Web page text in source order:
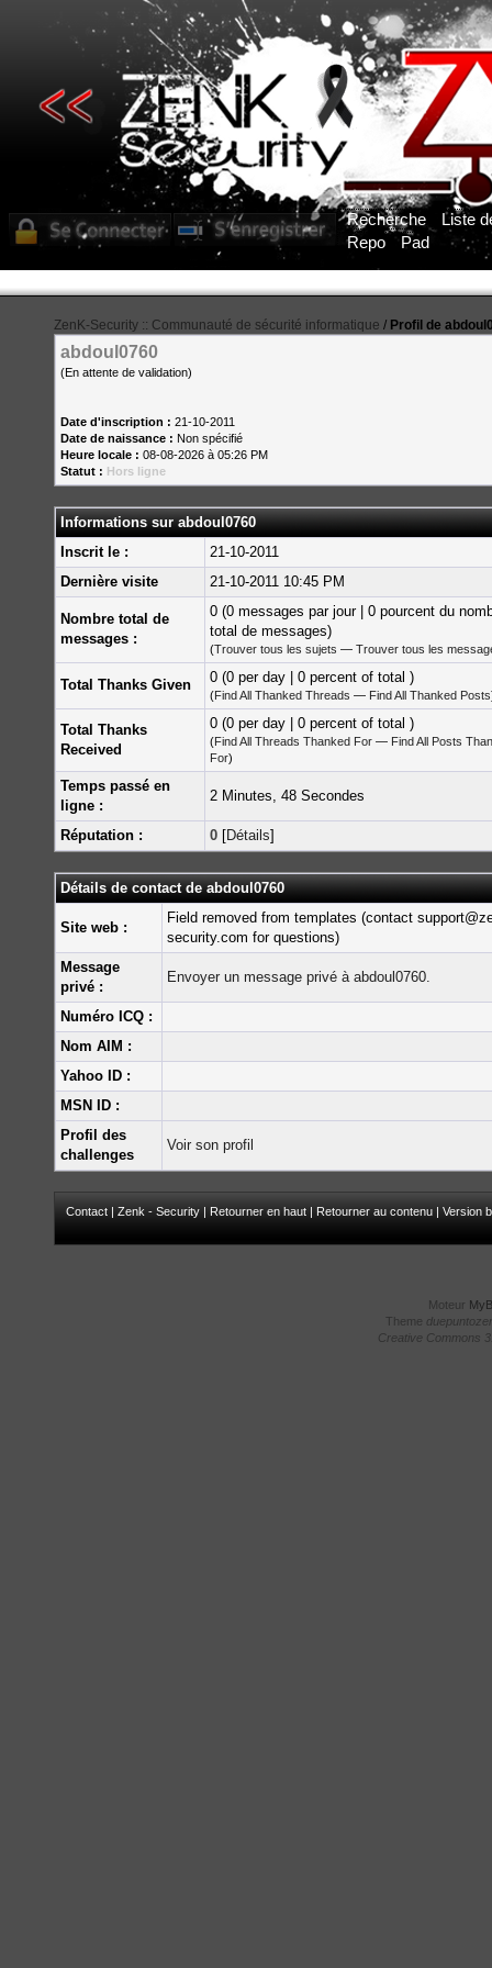
Recherche
Liste
Repo
Pad
ZenK-Security :: Communauté de sécurité informatique / Profil de
abdoul0760
(En attente de validation)
Date d'inscription : 21-10-2011
Date de naissance : Non spécifié
Heure locale : 08-08-2026 à 05:26 PM
Statut : Hors ligne
Informations sur abdoul0760
Inscrit le :
21-10-2011
Dernière visite
21-10-2011 10:45 PM
Nombre total de
messages :
0 (0 messages par jour | 0 pourcent du
total de messages)
(Trouver tous les sujets — Trouver tous les
Total Thanks Given 0 (0 per day | 0 percent of total )
(Find All Thanked Threads — Find All Thanked Posts
Total Thanks
Received
0 (0 per day | 0 percent of total )
(Find All Threads Thanked For — Find All Posts
For)
Temps passé en
ligne :
2 Minutes, 48 Secondes
Réputation : 0 [Détails]
Détails de contact de abdoul0760
Site web :
Field removed from templates (contact
security.com for questions)
Message
privé :
Envoyer un message privé à abdoul0760.
Numéro ICQ :
Nom AIM :
Yahoo ID :
MSN ID :
Profil des
challenges
Voir son profil
Contact | Zenk - Security | Retourner en haut | Retourner au contenu | Version
Moteur
Theme
Creative Commons